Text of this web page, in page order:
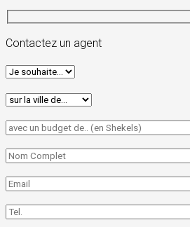
Contactez un agent